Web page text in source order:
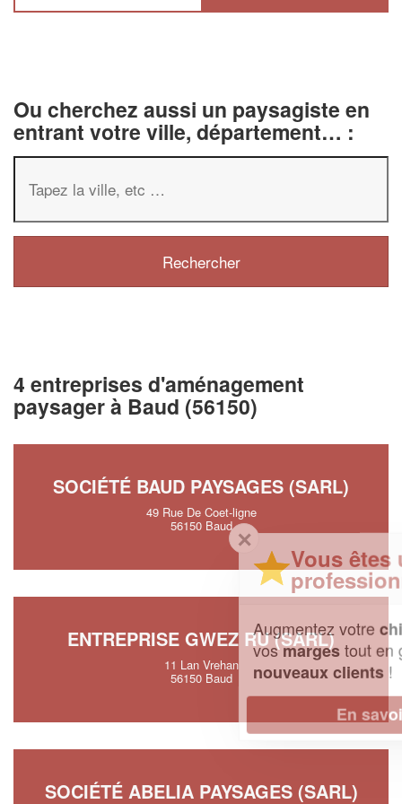
Ou cherchez aussi un paysagiste en
entrant votre ville, département… :
4 entreprises d'aménagement
paysager à Baud (56150)
SOCIÉTÉ BAUD PAYSAGES (SARL)
49 Rue De Coet-ligne
56150 Baud
ENTREPRISE GWEZ RU (SARL)
11 Lan Vrehan
56150 Baud
SOCIÉTÉ ABELIA PAYSAGES (SARL)
Vous êtes un
professionnel ?
Augmentez votrechiffre d'affaireset
vosmargestout en gagnant de
nouveaux clients